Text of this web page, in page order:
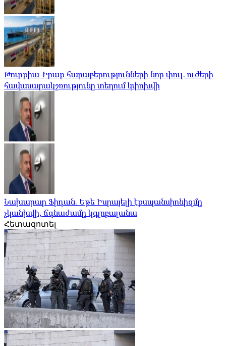
Թուրքիա-Իրաք հարաբերությունների նոր փուլ. ուժերի
հավասարակշռությունը տեղում կփոխվի
Նախարար Ֆիդան. Եթե Իսրայելի էքսպանսիոնիզմը
չկանխվի, ճգնաժամը կգլոբալանա
Հետազոտել